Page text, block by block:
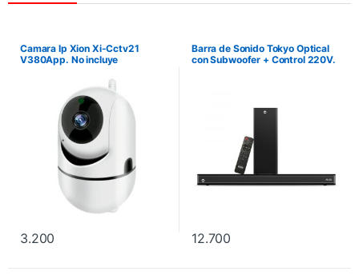
Camara Ip Xion Xi-Cctv21
V380App. No incluye
3.200
Barra de Sonido Tokyo Optical
con Subwoofer + Control 220V.
12.700